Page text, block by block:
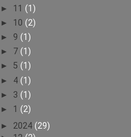
► 11 (1)
► 10 (2)
► 9 (1)
► 7 (1)
► 5 (1)
► 4 (1)
► 3 (1)
► 1 (2)
► 2024 (29)